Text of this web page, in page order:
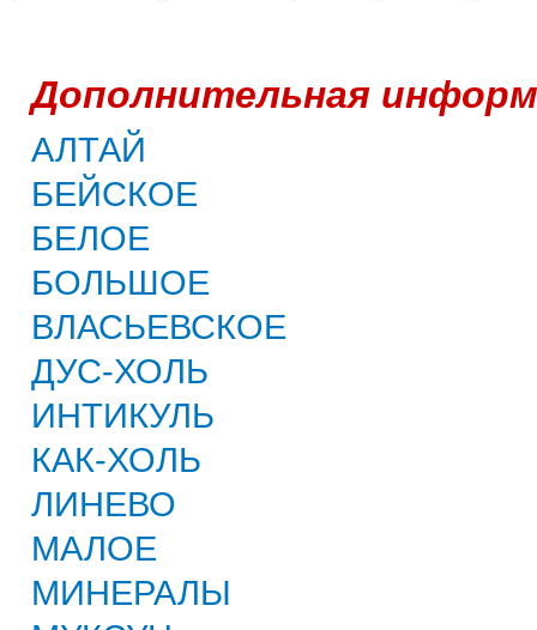
Дополнительная
АЛТАЙ
БЕЙСКОЕ
БЕЛОЕ
БОЛЬШОЕ
ВЛАСЬЕВСКОЕ
ДУС-ХОЛЬ
ИНТИКУЛЬ
КАК-ХОЛЬ
ЛИНЕВО
МАЛОЕ
МИНЕРАЛЫ